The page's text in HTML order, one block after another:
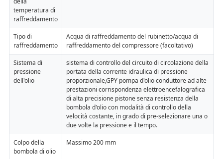
temperatura di
raffreddamento
Tipo di
raffreddamento
Acqua di raffreddamento del rubinetto/acqua di
raffreddamento del compressore (facoltativo)
Sistema di
pressione
dell'olio
sistema di controllo del circuito di circolazione della
portata della corrente idraulica di pressione
proporzionale,GPY pompa d'olio conduttore ad alte
prestazioni corrispondenza elettroencefalografica
di alta precisione pistone senza resistenza della
bombola d'olio con modalità di controllo della
velocità costante, in grado di pre-selezionare una o
due volte la pressione e il tempo.
Colpo della
bombola di olio
Massimo 200 mm